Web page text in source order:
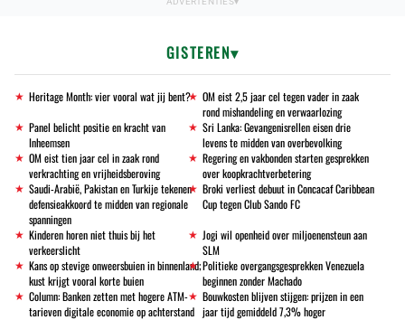
GISTEREN
Heritage Month: vier vooral wat jij bent?
OM eist 2,5 jaar cel tegen vader in zaak
rond mishandeling en verwaarlozing
Panel belicht positie en kracht van
Inheemsen
Sri Lanka: Gevangenisrellen eisen drie
levens te midden van overbevolking
OM eist tien jaar cel in zaak rond
verkrachting en vrijheidsberoving
Regering en vakbonden starten gesprekken
over koopkrachtverbetering
Saudi-Arabië, Pakistan en Turkije tekenen
defensieakkoord te midden van regionale
spanningen
Broki verliest debuut in Concacaf Caribbean
Cup tegen Club Sando FC
Kinderen horen niet thuis bij het
verkeerslicht
Jogi wil openheid over miljoenensteun aan
SLM
Kans op stevige onweersbuien in binnenland;
kust krijgt vooral korte buien
Politieke overgangsgesprekken Venezuela
beginnen zonder Machado
Column: Banken zetten met hogere ATM-
tarieven digitale economie op achterstand
Bouwkosten blijven stijgen: prijzen in een
jaar tijd gemiddeld 7,3% hoger